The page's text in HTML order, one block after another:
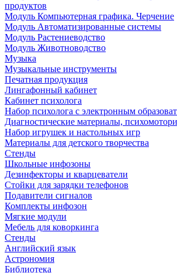
продуктов
Модуль Компьютерная графика. Черчение
Модуль Автоматизированные системы
Модуль Растениеводство
Модуль Животноводство
Музыка
Музыкальные инструменты
Печатная продукция
Лингафонный кабинет
Кабинет психолога
Набор психолога с электронным
Диагностические материалы,
Набор игрушек и настольных игр
Материалы для детского творчества
Стенды
Школьные инфозоны
Дезинфекторы и кварцеватели
Стойки для зарядки телефонов
Подавители сигналов
Комплекты инфозон
Мягкие модули
Мебель для коворкинга
Стенды
Английский язык
Астрономия
Библиотека